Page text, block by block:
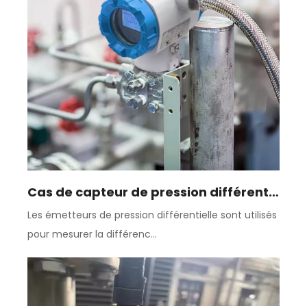
Cas de capteur de pression différentielle
Les émetteurs de pression différentielle sont utilisés
pour mesurer la différenc...